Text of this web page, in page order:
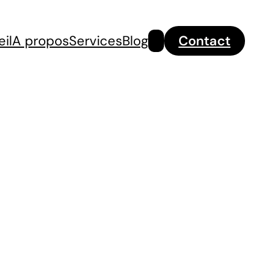
A proposServicesBlogRechercher
Contact